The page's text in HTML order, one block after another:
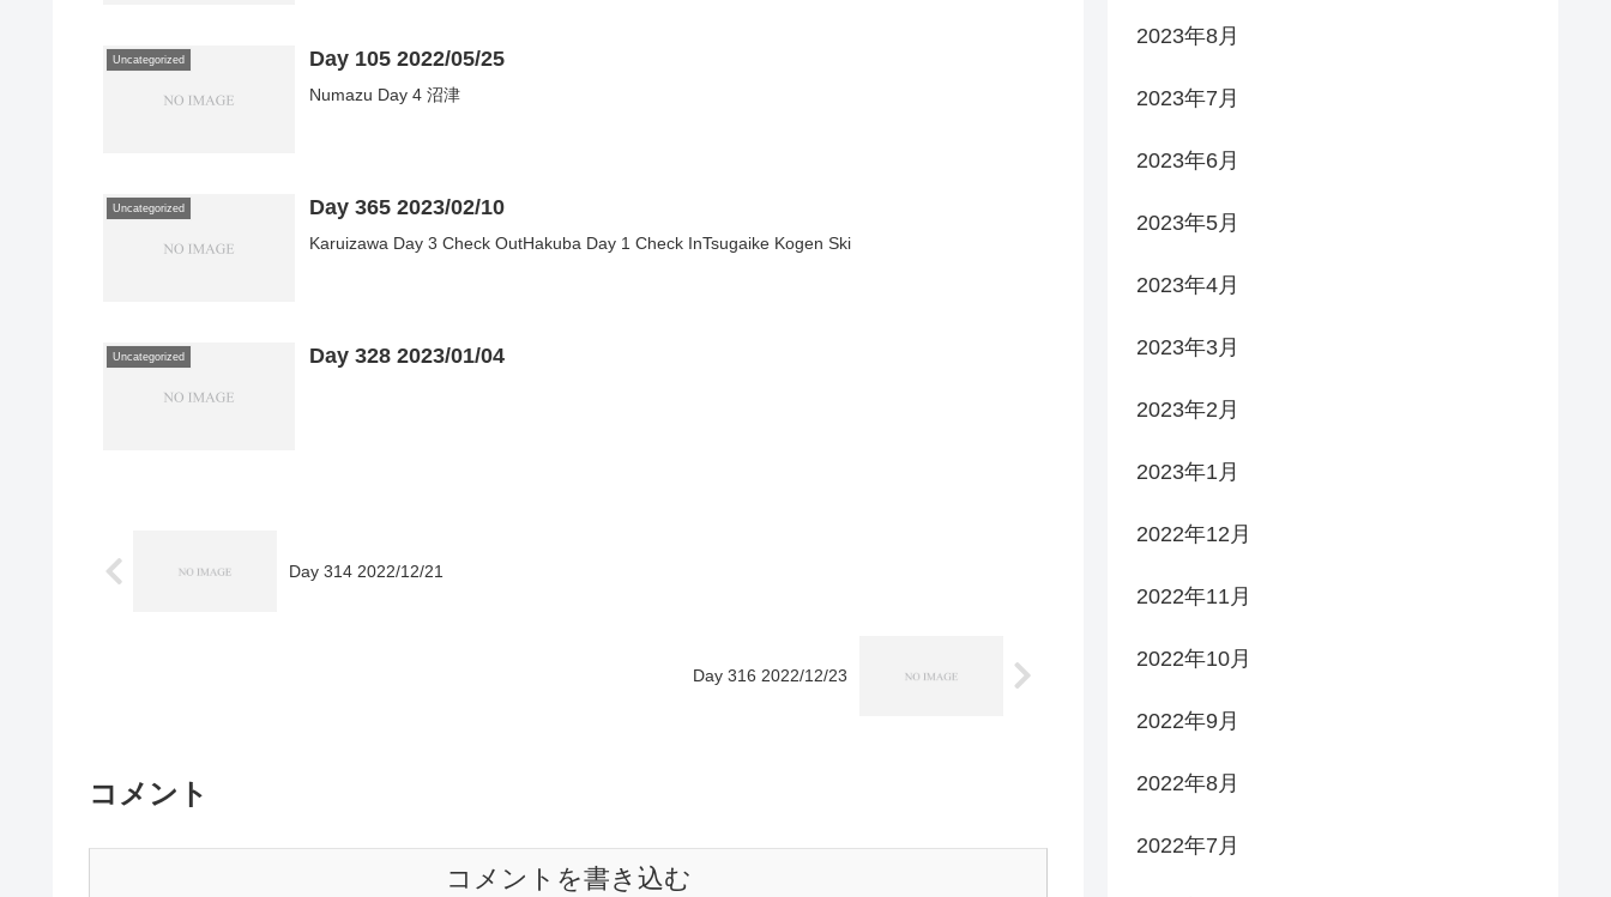
Uncategorized Day 105 2022/05/25
Numazu Day 4 沼津
Uncategorized Day 365 2023/02/10
Karuizawa Day 3 Check OutHakuba Day 1 Check InTsugaike Kogen Ski
Uncategorized Day 328 2023/01/04
Day 314 2022/12/21
Day 316 2022/12/23
コメント
コメントを書き込む
2023年8月
2023年7月
2023年6月
2023年5月
2023年4月
2023年3月
2023年2月
2023年1月
2022年12月
2022年11月
2022年10月
2022年9月
2022年8月
2022年7月